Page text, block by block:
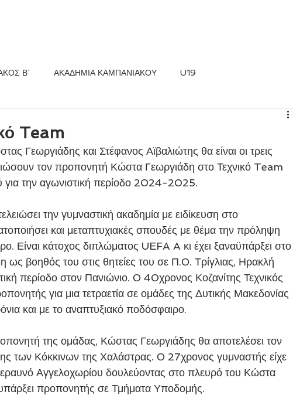
Β΄ ΑΚΑΔΗΜΙΑ ΚΑΜΠΑΝΙΑΚΟΥ U19
Team
τον προπονητή Κώστα Γεωργιάδη στο Τεχνικό Team
για την αγωνιστική περίοδο 2024-2025.
και μεταπτυχιακές σπουδές με θέμα την πρόληψη
Είναι κάτοχος διπλώματος UEFA A κι έχει ξαναϋπάρξει στο
βοηθός του στις θητείες του σε Π.Ο. Τρίγλιας, Ηρακλή
περίοδο στον Πανιώνιο. Ο 40χρονος Κοζανίτης Τεχνικός
για μια τετραετία σε ομάδες της Δυτικής Μακεδονίας
και με το αναπτυξιακό ποδόσφαιρο.
των Κόκκινων της Χαλάστρας. Ο 27χρονος γυμναστής είχε
Αγγελοχωρίου δουλεύοντας στο πλευρό του Κώστα
υπάρξει προπονητής σε Τμήματα Υποδομής.